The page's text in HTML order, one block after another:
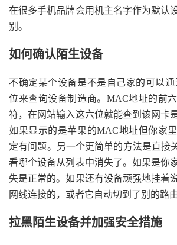
在很多手机品牌会用机主名字作为默认
别。
如何确认陌生设备
不确定某个设备是不是自己家的可以
位来查询设备制造商。MAC地址的前
符，在网站输入这六位就能查到该网卡
如果显示的是苹果的MAC地址但你家
定有问题。另一个更简单的方法是直接
看哪个设备从列表中消失了。如果是你
失是正常的。如果还有设备顽强地挂着
网线连接的，或者它自动切到了别的路由
拉黑陌生设备并加强安全措施